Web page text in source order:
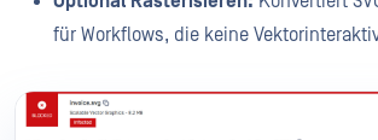
für Workflows, die keine